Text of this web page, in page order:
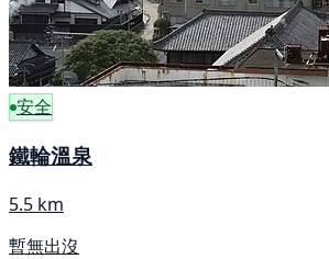
安全
鐵輪溫泉
5.5 km
暫無出沒